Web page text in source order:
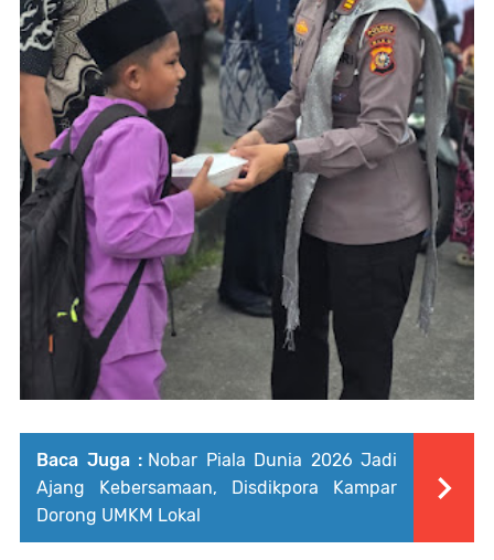
Baca Juga : Nobar Piala Dunia 2026 Jadi
Ajang Kebersamaan, Disdikpora Kampar
Dorong UMKM Lokal